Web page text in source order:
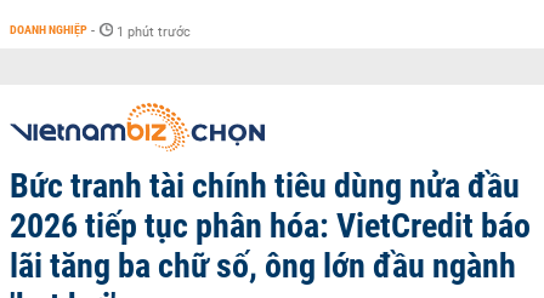
DOANH NGHIỆP - 1 phút trước
Bức tranh tài chính tiêu dùng nửa đầu
2026 tiếp tục phân hóa: VietCredit báo
lãi tăng ba chữ số, ông lớn đầu ngành